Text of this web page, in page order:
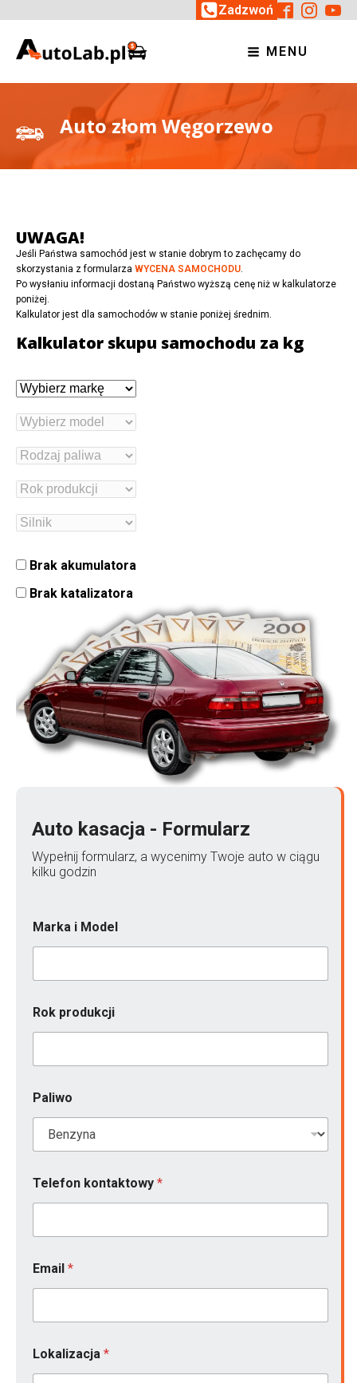
Zadzwoń
MENU
Auto złom Węgorzewo
UWAGA!
Jeśli Państwa samochód jest w stanie dobrym to zachęcamy do
skorzystania z formularza WYCENA SAMOCHODU.
Po wysłaniu informacji dostaną Państwo wyższą cenę niż w kalkulatorze
poniżej.
Kalkulator jest dla samochodów w stanie poniżej średnim.
Kalkulator skupu samochodu za kg
Brak akumulatora
Brak katalizatora
Auto kasacja - Formularz
Wypełnij formularz, a wycenimy Twoje auto w ciągu
kilku godzin
Marka i Model
Rok produkcji
Paliwo
Telefon kontaktowy *
Email *
Lokalizacja *